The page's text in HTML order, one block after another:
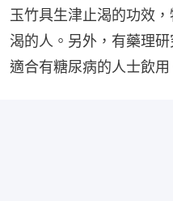
玉竹具生津止渴的功效
渴的人。另外，有藥理
適合有糖尿病的人士飲用